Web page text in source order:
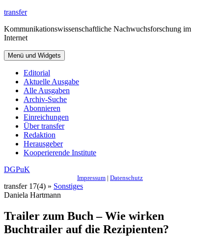
Zum
springen
transfer
Kommunikationswissenschaftliche Nachwuchsforschung im
Internet
Menü und Widgets
Editorial
Aktuelle Ausgabe
Alle Ausgaben
Archiv-Suche
Abonnieren
Einreichungen
Über transfer
Redaktion
Herausgeber
Kooperierende Institute
DGPuK
Impressum | Datenschutz
transfer 17(4) » Sonstiges
Daniela Hartmann
Trailer zum Buch – Wie wirken
Buchtrailer auf die Rezipienten?